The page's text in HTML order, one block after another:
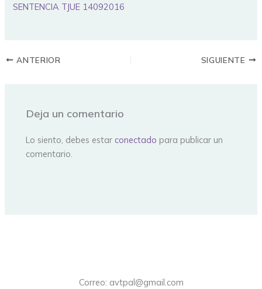
SENTENCIA TJUE 14092016
ANTERIOR SIGUIENTE
Deja un comentario
Lo siento, debes estar conectado para publicar un
comentario.
Correo: avtpal@gmail.com